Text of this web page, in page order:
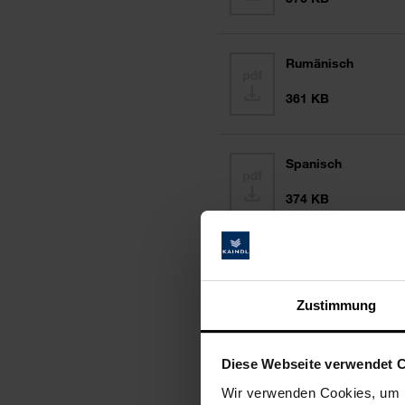
Zustimmung
Diese Webseite verwendet
Wir verwenden Cookies,
Rumänisch
361 KB
Spanisch
374 KB
402 KB